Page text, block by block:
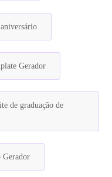
Gerador
de graduação de
Gerador